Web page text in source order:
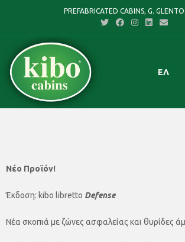
PREFABRICATED CABINS, G.
ΕΛ
Νέο Προϊόν!
Έκδοση: kibo libretto Defense
Νέα σκοπιά με ζώνες ασφαλείας και θυρίδες